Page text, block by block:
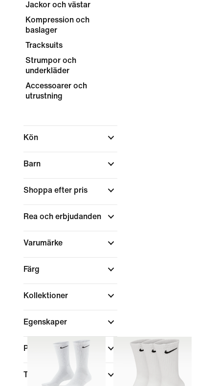
Jackor och västar
Kompression och
baslager
Tracksuits
Strumpor och
underkläder
Accessoarer och
utrustning
Kön
Barn
Shoppa efter pris
Rea och erbjudanden
Varumärke
Färg
Kollektioner
Egenskaper
Passform
Teknik